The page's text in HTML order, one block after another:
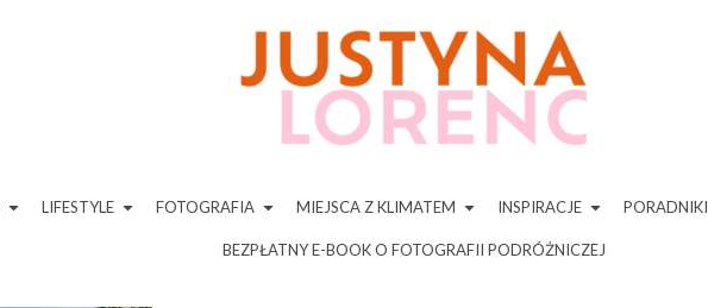
LIFESTYLE FOTOGRAFIA MIEJSCA Z KLIMATEM INSPIRACJE PORADNIKI
BEZPŁATNY E-BOOK O FOTOGRAFII PODRÓŻNICZEJ